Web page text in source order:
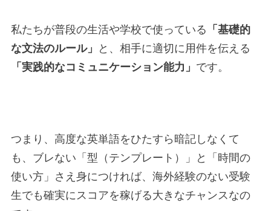
私たちが普段の生活や学校で使っている 「基礎的
な文法のルール」
と、相手に適切に用件を伝える
「実践的なコミュニケーション能力」 です。
つまり、高度な英単語をひたすら暗記しなくて
も、ブレない「型（テンプレート）」と「時間の
使い方」さえ身につければ、海外経験のない受験
生でも確実にスコアを稼げる大きなチャンスなの